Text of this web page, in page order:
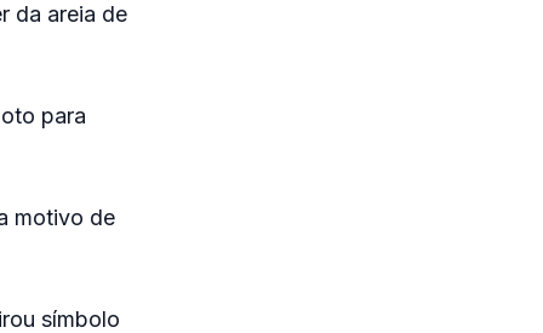
da areia de
para
motivo de
símbolo